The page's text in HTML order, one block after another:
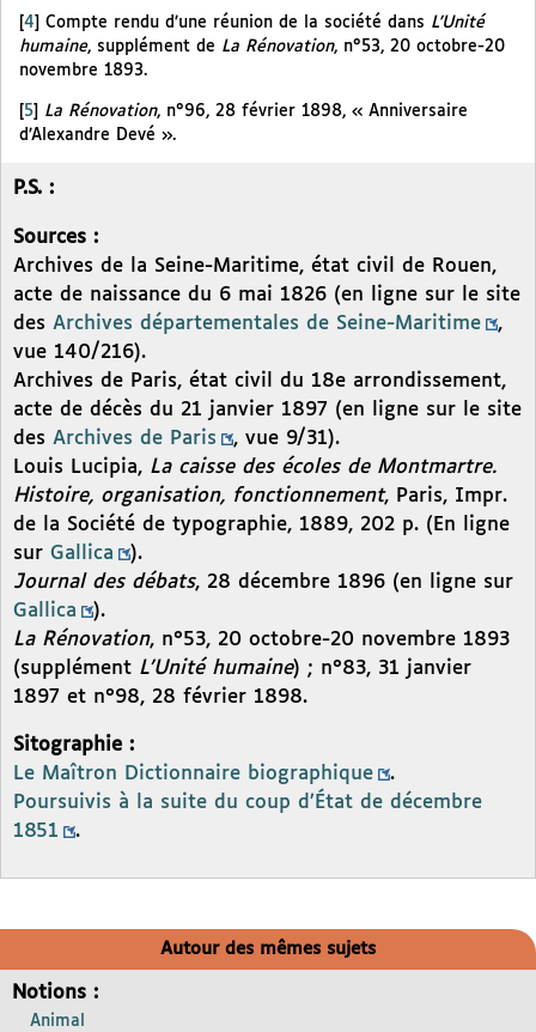
4 Compte rendu d’une réunion de la société dans L’Unité
humaine, supplément de La Rénovation, n°53, 20 octobre-20
novembre 1893.
[5] La Rénovation, n°96, 28 février 1898, « Anniversaire
d’Alexandre Devé ».
P.S. :
Sources :
Archives de la Seine-Maritime, état civil de Rouen,
acte de naissance du 6 mai 1826 (en ligne sur le site
des Archives départementales de Seine-Maritime
,
vue 140/216).
Archives de Paris, état civil du 18e arrondissement,
acte de décès du 21 janvier 1897 (en ligne sur le site
des Archives de Paris
, vue 9/31).
Louis Lucipia, La caisse des écoles de Montmartre.
Histoire, organisation, fonctionnement, Paris, Impr.
de la Société de typographie, 1889, 202 p. (En ligne
sur Gallica
).
Journal des débats, 28 décembre 1896 (en ligne sur
Gallica
).
La Rénovation, n°53, 20 octobre-20 novembre 1893
(supplément L’Unité humaine) ; n°83, 31 janvier
1897 et n°98, 28 février 1898.
Sitographie :
Le Maîtron Dictionnaire biographique
.
Poursuivis à la suite du coup d’État de décembre
1851
.
Autour des mêmes sujets
Notions :
Animal